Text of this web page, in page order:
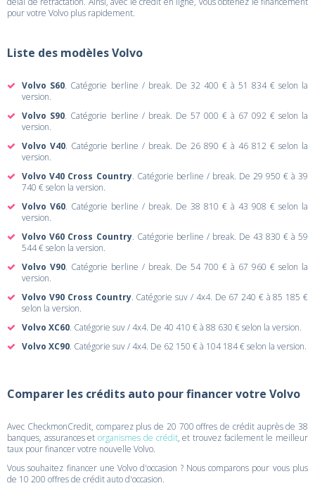
pour votre Volvo plus rapidement.
Liste des modèles Volvo
Volvo S60. Catégorie berline / break. De 32 400 € à 51 834 € selon la
version.
Volvo S90. Catégorie berline / break. De 57 000 € à 67 092 € selon la
version.
Volvo V40. Catégorie berline / break. De 26 890 € à 46 812 € selon la
version.
Volvo V40 Cross Country. Catégorie berline / break. De 29 950 € à 39
740 € selon la version.
Volvo V60. Catégorie berline / break. De 38 810 € à 43 908 € selon la
version.
Volvo V60 Cross Country. Catégorie berline / break. De 43 830 € à 59
544 € selon la version.
Volvo V90. Catégorie berline / break. De 54 700 € à 67 960 € selon la
version.
Volvo V90 Cross Country. Catégorie suv / 4x4. De 67 240 € à 85 185 €
selon la version.
Volvo XC60. Catégorie suv / 4x4. De 40 410 € à 88 630 € selon la version.
Volvo XC90. Catégorie suv / 4x4. De 62 150 € à 104 184 € selon la version.
Comparer les crédits auto pour financer votre Volvo
Avec CheckmonCredit, comparez plus de 20 700 offres de crédit auprès de 38
banques, assurances etorganismes de crédit, et trouvez facilement le meilleur
taux pour financer votre nouvelle Volvo.
Vous souhaitez financer une Volvo d'occasion ? Nous comparons pour vous plus
de 10 200 offres de crédit auto d'occasion.